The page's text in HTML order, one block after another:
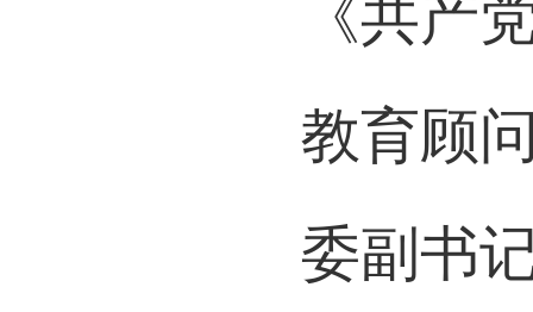
《共产
教育顾
委副书